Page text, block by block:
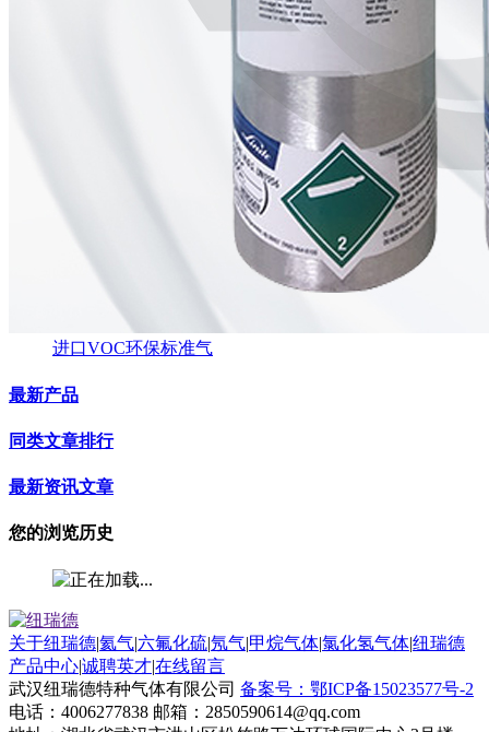
进口VOC环保标准气
最新产品
同类文章排行
最新资讯文章
您的浏览历史
关于纽瑞德|氦气|六氟化硫|氖气|甲烷气体|氯化氢气体|纽瑞德
产品中心|诚聘英才|在线留言
武汉纽瑞德特种气体有限公司 备案号：鄂ICP备15023577号-2
电话：4006277838 邮箱：2850590614@qq.com